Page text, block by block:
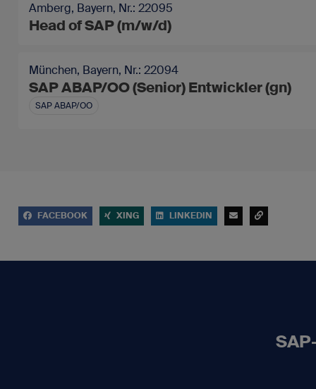
Amberg, Bayern, Nr.: 22095
Head of SAP (m/w/d)
München, Bayern, Nr.: 22094
SAP ABAP/OO (Senior) Entwickler (gn)
SAP ABAP/OO
FACEBOOK XING LINKEDIN